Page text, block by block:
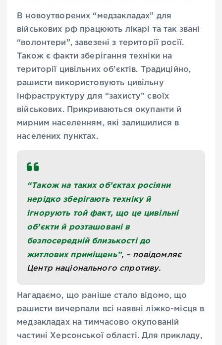
В новоутворених “медзакладах” для
військових рф працюють лікарі та так звані
“волонтери”, завезені з території росії.
Також є факти зберігання техніки на
території цивільних об’єктів. Традиційно,
рашисти використовують цивільну
інфраструктуру для “захисту” своїх
військових. Прикриваються окупанти й
мирним населенням, які залишилися в
населених пунктах.
“Також на таких об’єктах росіяни
нерідко зберігають техніку й
ігнорують той факт, що це цивільні
об’єкти й розташовані в
безпосередній близькості до
житлових приміщень”, – повідомляє
Центр національного спротиву.
Нагадаємо, що раніше стало відомо, що
рашисти вичерпали всі наявні ліжко-місця в
медзакладах на тимчасово окупованій
частині Херсонської області. Для прикладу,